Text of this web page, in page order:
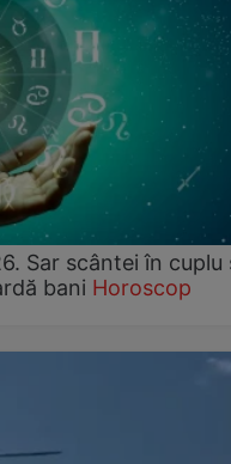
Sar scântei în cuplu
bani Horoscop